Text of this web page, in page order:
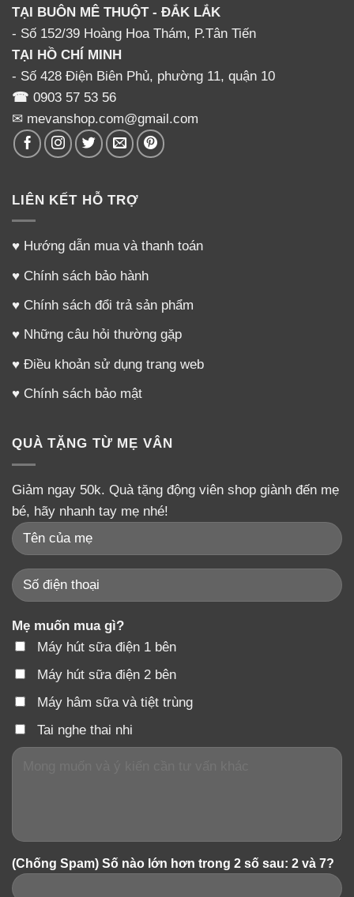
TẠI BUÔN MÊ THUỘT - ĐẮK LẮK
- Số 152/39 Hoàng Hoa Thám, P.Tân Tiến
TẠI HỒ CHÍ MINH
- Số 428 Điện Biên Phủ, phường 11, quận 10
☎ 0903 57 53 56
✉ mevanshop.com@gmail.com
LIÊN KẾT HỖ TRỢ
♥ Hướng dẫn mua và thanh toán
♥ Chính sách bảo hành
♥ Chính sách đổi trả sản phẩm
♥ Những câu hỏi thường gặp
♥ Điều khoản sử dụng trang web
♥ Chính sách bảo mật
QUÀ TẶNG TỪ MẸ VÂN
Giảm ngay 50k. Quà tặng động viên shop giành đến mẹ
bé, hãy nhanh tay mẹ nhé!
Mẹ muốn mua gì?
Máy hút sữa điện 1 bên
Máy hút sữa điện 2 bên
Máy hâm sữa và tiệt trùng
Tai nghe thai nhi
(Chống Spam) Số nào lớn hơn trong 2 số sau: 2 và 7?